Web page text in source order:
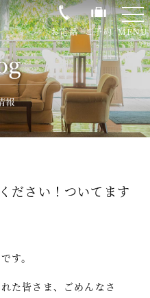
お電話 ご予約
-
-
-
MENU
0843
ださい！ついてます
す。
た皆さま、ごめんなさ